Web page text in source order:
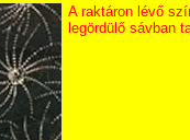
A raktáron lévő
legördülő sávban